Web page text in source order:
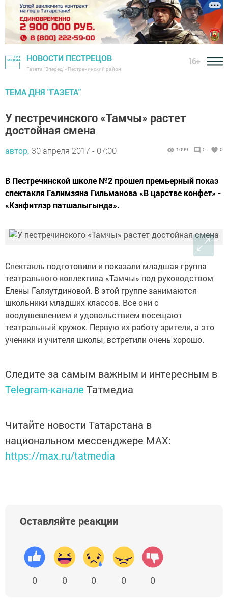
НОВОСТИ ПЕСТРЕЦОВ
Газета "Вперед" - Пестречинский район
16+
ТЕМА ДНЯ "ГАЗЕТА"
У пестречинского «Тамчы» растет
достойная смена
автор, 30 апреля 2017 - 07:00 1099 0 0
В Пестречинской школе №2 прошел премьерный показ
спектакля Галимзяна Гильманова «В царстве конфет» -
«Кэнфитлэр патшалыгында».
Спектакль подготовили и показали младшая группа
театрального коллектива «Тамчы» под руководством
Елены Галяутдиновой. В этой группе занимаются
школьники младших классов. Все они с
воодушевлением и удовольствием посещают
театральный кружок. Первую их работу зрители, а это
ученики и учителя школы, встретили очень хорошо.
Следите за самым важным и интересным в
Telegram-канале Татмедиа
Читайте новости Татарстана в
национальном мессенджере MАХ:
https://max.ru/tatmedia
Оставляйте реакции
0 0 0 0 0